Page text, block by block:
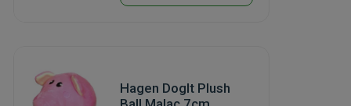
Hagen DogIt Plush